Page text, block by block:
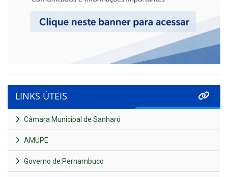
LINKS ÚTEIS
Câmara Municipal de Sanharó
AMUPE
Governo de Pernambuco